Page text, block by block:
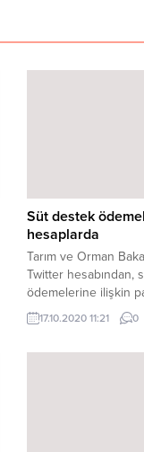
Süt destek
hesaplarda
Tarım ve Orman
Twitter hesabından,
ödemelerine ilişkin
Bakan Pakdemirli,
17.10.2020 11:21 0